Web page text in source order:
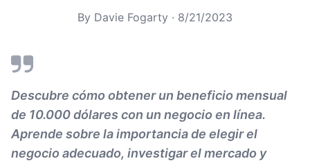
By Davie Fogarty · 8/21/2023
Descubre cómo obtener un beneficio mensual
de 10.000 dólares con un negocio en línea.
Aprende sobre la importancia de elegir el
negocio adecuado, investigar el mercado y